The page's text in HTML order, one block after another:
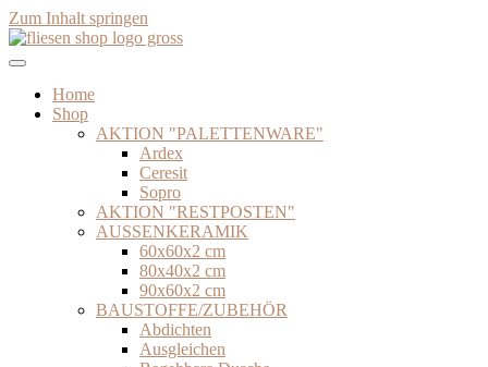
Zum Inhalt springen
Home
Shop
AKTION "PALETTENWARE"
Ardex
Ceresit
Sopro
AKTION "RESTPOSTEN"
AUSSENKERAMIK
60x60x2 cm
80x40x2 cm
90x60x2 cm
BAUSTOFFE/ZUBEHÖR
Abdichten
Ausgleichen